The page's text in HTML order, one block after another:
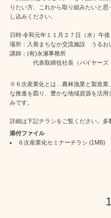
りたい方、これから取り組みたいと
し込みください。
日時:令和元年１１月２７日（水）午後
場所：入善まちなか交流施設 うるお
講師：(有)永瀬事務所
代表取締役社長（バイヤーズ・
※６次産業化とは…農林漁業と製造業
な推進を図り、豊かな地域資源を活
みです。
詳細は下記チラシをご覧ください。多
添付ファイル
６次産業化セミナーチラシ (1MB)
1